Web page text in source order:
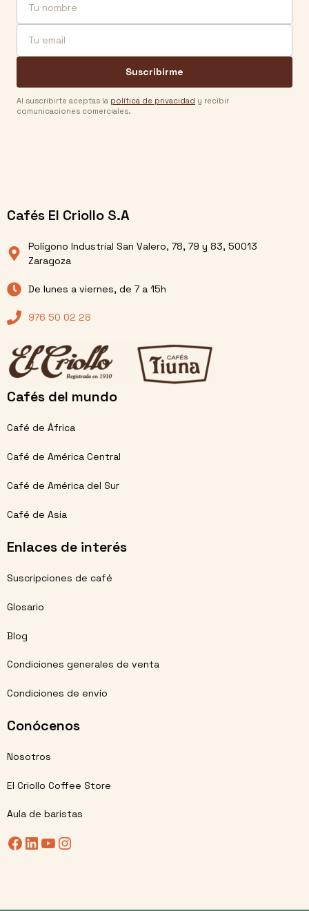
Suscribirme
Al suscribirte aceptas la política de privacidad y recibir
comunicaciones comerciales.
Cafés El Criollo S.A
Polígono Industrial San Valero, 78, 79 y 83, 50013
Zaragoza
De lunes a viernes, de 7 a 15h
976 50 02 28
Cafés del mundo
Café de África
Café de América Central
Café de América del Sur
Café de Asia
Enlaces de interés
Suscripciones de café
Glosario
Blog
Condiciones generales de venta
Condiciones de envío
Conócenos
Nosotros
El Criollo Coffee Store
Aula de baristas
Facebook LinkedIn YouTube Instagram